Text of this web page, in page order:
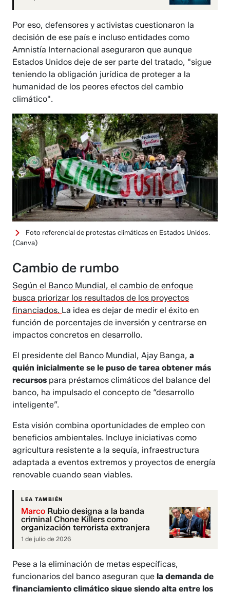
Por eso, defensores y activistas cuestionaron la
decisión de ese país e incluso entidades como
Amnistía Internacional aseguraron que aunque
Estados Unidos deje de ser parte del tratado, "sigue
teniendo la obligación jurídica de proteger a la
humanidad de los peores efectos del cambio
climático".
Foto referencial de protestas climáticas en Estados Unidos.
(Canva)
Cambio de rumbo
Según el Banco Mundial, el cambio de enfoque
busca priorizar los resultados de los proyectos
financiados. La idea es dejar de medir el éxito en
función de porcentajes de inversión y centrarse en
impactos concretos en desarrollo.
El presidente del Banco Mundial, Ajay Banga,a
quién inicialmente se le puso de tarea obtener más
recursos para préstamos climáticos del balance del
banco, ha impulsado el concepto de “desarrollo
inteligente”.
Esta visión combina oportunidades de empleo con
beneficios ambientales. Incluye iniciativas como
agricultura resistente a la sequía, infraestructura
adaptada a eventos extremos y proyectos de energía
renovable cuando sean viables.
LEA TAMBIÉN
Marco Rubio designa a la banda
criminal Chone Killers como
organización terrorista extranjera
1 de julio de 2026
Pese a la eliminación de metas específicas,
funcionarios del banco aseguran que la demanda de
financiamiento climático sigue siendo alta entre los